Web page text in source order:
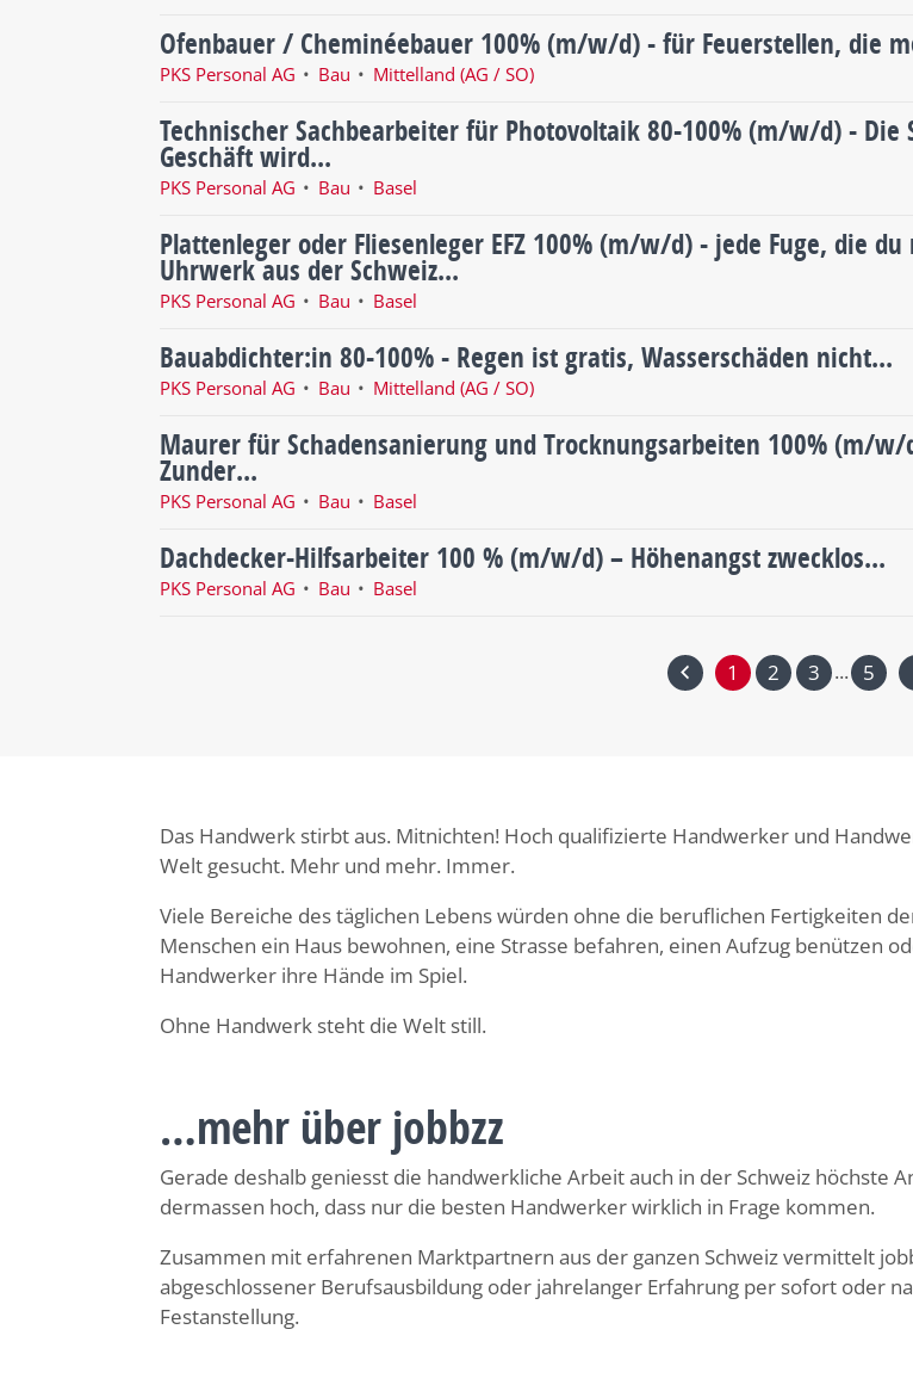
Ofenbauer / Cheminéebauer 100% (m/w/d) - für Feuerstellen, die
PKS Personal AG Bau Mittelland (AG / SO)
Technischer Sachbearbeiter für Photovoltaik 80-100% (m/w/d) -
Geschäft wird...
PKS Personal AG Bau Basel
Plattenleger oder Fliesenleger EFZ 100% (m/w/d) - jede Fuge, die
Uhrwerk aus der Schweiz...
PKS Personal AG Bau Basel
Bauabdichter:in 80-100% - Regen ist gratis, Wasserschäden nicht...
PKS Personal AG Bau Mittelland (AG / SO)
Maurer für Schadensanierung und Trocknungsarbeiten 100% (m/
Zunder...
PKS Personal AG Bau Basel
Dachdecker-Hilfsarbeiter 100 % (m/w/d) – Höhenangst zwecklos...
PKS Personal AG Bau Basel
1 2 3 ... 5
Das Handwerk stirbt aus. Mitnichten! Hoch qualifizierte Handwerker und
Welt gesucht. Mehr und mehr. Immer.
Viele Bereiche des täglichen Lebens würden ohne die beruflichen Fertigkeiten
Menschen ein Haus bewohnen, eine Strasse befahren, einen Aufzug benützen
Handwerker ihre Hände im Spiel.
Ohne Handwerk steht die Welt still.
…mehr über jobbzz
Gerade deshalb geniesst die handwerkliche Arbeit auch in der Schweiz höchste
dermassen hoch, dass nur die besten Handwerker wirklich in Frage kommen.
Zusammen mit erfahrenen Marktpartnern aus der ganzen Schweiz vermittelt
abgeschlossener Berufsausbildung oder jahrelanger Erfahrung per sofort oder
Festanstellung.